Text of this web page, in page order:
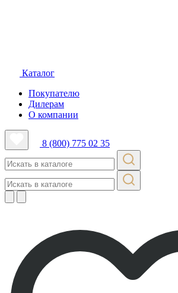
Каталог
Покупателю
Дилерам
О компании
8 (800) 775 02 35